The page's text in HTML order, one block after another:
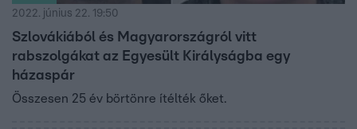
2022. június 22. 19:50
Szlovákiából és Magyarországról vitt
rabszolgákat az Egyesült Királyságba egy
házaspár
Összesen 25 év börtönre ítélték őket.